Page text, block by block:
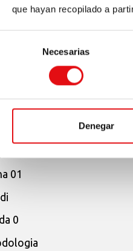
que hayan recopilado a
Necesarias
Denegar
de los escritos de
- Lectura de los
10
04
03
02
01
0